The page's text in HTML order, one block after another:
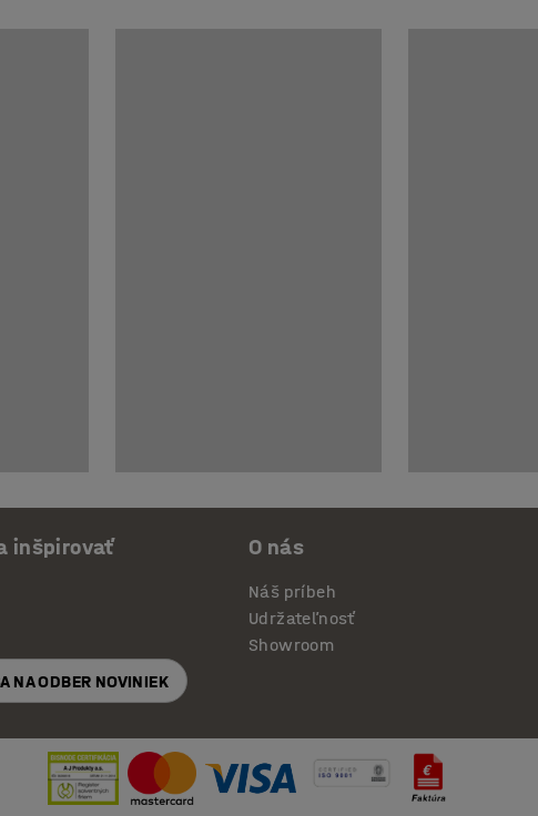
inšpirovať
NA ODBER NOVINIEK
O nás
Náš príbeh
Udržateľnosť
Showroom